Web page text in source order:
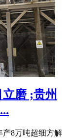
磨 ;贵州
产8万吨超细方解